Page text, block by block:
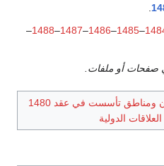
–
1485
–
1486
–
1487
–
1488
–
صفحات أو ملفات.
ومناطق تأسست في عقد 1480